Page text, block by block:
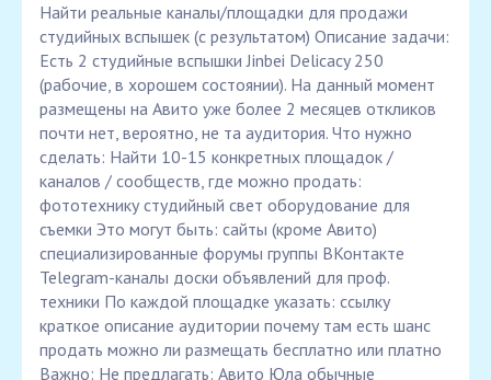
Найти реальные каналы/площадки для продажи
студийных вспышек (с результатом) Описание задачи:
Есть 2 студийные вспышки Jinbei Delicacy 250
(рабочие, в хорошем состоянии). На данный момент
размещены на Авито уже более 2 месяцев откликов
почти нет, вероятно, не та аудитория. Что нужно
сделать: Найти 10-15 конкретных площадок /
каналов / сообществ, где можно продать:
фототехнику студийный свет оборудование для
съемки Это могут быть: сайты (кроме Авито)
специализированные форумы группы ВКонтакте
Telegram-каналы доски объявлений для проф.
техники По каждой площадке указать: ссылку
краткое описание аудитории почему там есть шанс
продать можно ли размещать бесплатно или платно
Важно: Не предлагать: Авито Юла обычные